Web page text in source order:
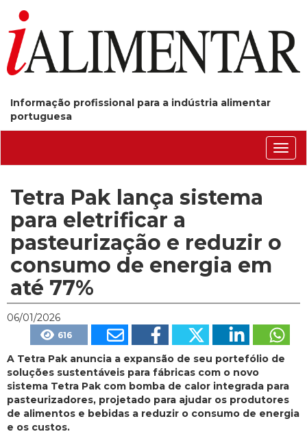
Informação profissional para a indústria alimentar
portuguesa
Tetra Pak lança sistema
para eletrificar a
pasteurização e reduzir o
consumo de energia em
até 77%
06/01/2026
616
A Tetra Pak anuncia a expansão de seu portefólio de
soluções sustentáveis para fábricas com o novo
sistema Tetra Pak com bomba de calor integrada para
pasteurizadores, projetado para ajudar os produtores
de alimentos e bebidas a reduzir o consumo de energia
e os custos.